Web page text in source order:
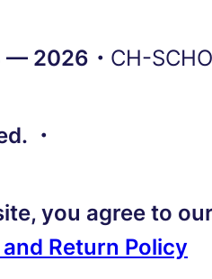
2026・ CH-
・
you agree to
Return Policy